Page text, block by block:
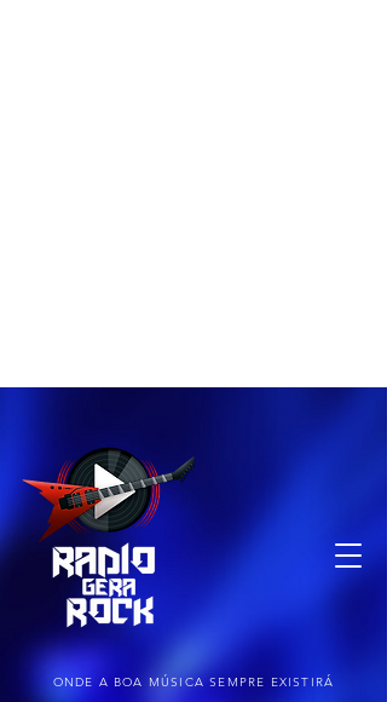
ONDE A BOA MÚSICA SEMPRE EXISTIRÁ